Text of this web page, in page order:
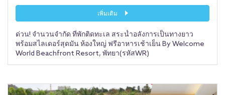
เพิ่มเติม
ด่วน! จำนวนจำกัด ที่พักติดทะเล สระน้ำอลังการเป็นทางยาว
พร้อมสไลเดอร์สุดมัน ห้องใหญ่ ฟรีอาหารเช้าเย็น By Welcome
World Beachfront Resort, พัทยา(รหัสWR)